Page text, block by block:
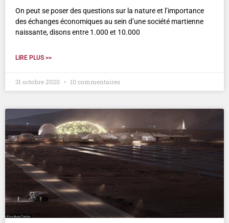
On peut se poser des questions sur la nature et l’importance
des échanges économiques au sein d’une société martienne
naissante, disons entre 1.000 et 10.000
LIRE PLUS >>
31 octobre 2020 10 commentaires